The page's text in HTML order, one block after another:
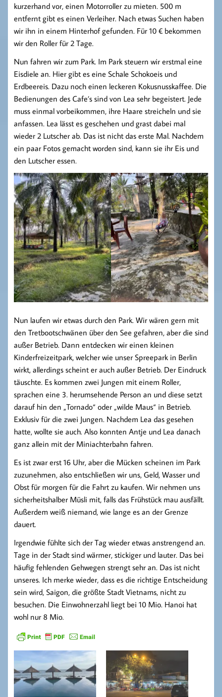
kurzerhand vor, einen Motorroller zu mieten. 500 m
entfernt gibt es einen Verleiher. Nach etwas Suchen haben
wir ihn in einem Hinterhof gefunden. Für 10 € bekommen
wir den Roller für 2 Tage.
Nun fahren wir zum Park. Im Park steuern wir erstmal eine
Eisdiele an. Hier gibt es eine Schale Schokoeis und
Erdbeereis. Dazu noch einen leckeren Kokusnusskaffee. Die
Bedienungen des Cafe’s sind von Lea sehr begeistert. Jede
muss einmal vorbeikommen, ihre Haare streicheln und sie
anfassen. Lea lässt es geschehen und grast dabei mal
wieder 2 Lutscher ab. Das ist nicht das erste Mal. Nachdem
ein paar Fotos gemacht worden sind, kann sie ihr Eis und
den Lutscher essen.
Nun laufen wir etwas durch den Park. Wir wären gern mit
den Tretbootschwänen über den See gefahren, aber die sind
außer Betrieb. Dann entdecken wir einen kleinen
Kinderfreizeitpark, welcher wie unser Spreepark in Berlin
wirkt, allerdings scheint er auch außer Betrieb. Der Eindruck
täuschte. Es kommen zwei Jungen mit einem Roller,
sprachen eine 3. herumsehende Person an und diese setzt
darauf hin den „Tornado“ oder „wilde Maus“ in Betrieb.
Exklusiv für die zwei Jungen. Nachdem Lea das gesehen
hatte, wollte sie auch. Also konnten Antje und Lea danach
ganz allein mit der Miniachterbahn fahren.
Es ist zwar erst 16 Uhr, aber die Mücken scheinen im Park
zuzunehmen, also entschließen wir uns, Geld, Wasser und
Obst für morgen für die Fahrt zu kaufen. Wir nehmen uns
sicherheitshalber Müsli mit, falls das Frühstück mau ausfällt.
Außerdem weiß niemand, wie lange es an der Grenze
dauert.
Irgendwie fühlte sich der Tag wieder etwas anstrengend an.
Tage in der Stadt sind wärmer, stickiger und lauter. Das bei
häufig fehlenden Gehwegen strengt sehr an. Das ist nicht
unseres. Ich merke wieder, dass es die richtige Entscheidung
sein wird, Saigon, die größte Stadt Vietnams, nicht zu
besuchen. Die Einwohnerzahl liegt bei 10 Mio. Hanoi hat
wohl nur 8 Mio.